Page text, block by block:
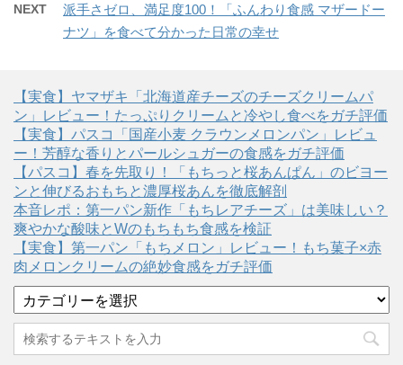
NEXT
派手さゼロ、満足度100！「ふんわり食感 マザードー
ナツ」を食べて分かった日常の幸せ
【実食】ヤマザキ「北海道産チーズのチーズクリームパ
ン」レビュー！たっぷりクリームと冷やし食べをガチ評価
【実食】パスコ「国産小麦 クラウンメロンパン」レビュ
ー！芳醇な香りとパールシュガーの食感をガチ評価
【パスコ】春を先取り！「もちっと桜あんぱん」のビヨー
ンと伸びるおもちと濃厚桜あんを徹底解剖
本音レポ：第一パン新作「もちレアチーズ」は美味しい？
爽やかな酸味とWのもちもち食感を検証
【実食】第一パン「もちメロン」レビュー！もち菓子×赤
肉メロンクリームの絶妙食感をガチ評価
テ
ゴ
リ